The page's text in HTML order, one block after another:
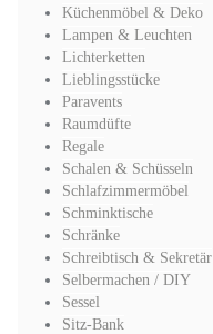
Küchenmöbel & Deko
Lampen & Leuchten
Lichterketten
Lieblingsstücke
Paravents
Raumdüfte
Regale
Schalen & Schüsseln
Schlafzimmermöbel
Schminktische
Schränke
Schreibtisch & Sekretär
Selbermachen / DIY
Sessel
Sitz-Bank